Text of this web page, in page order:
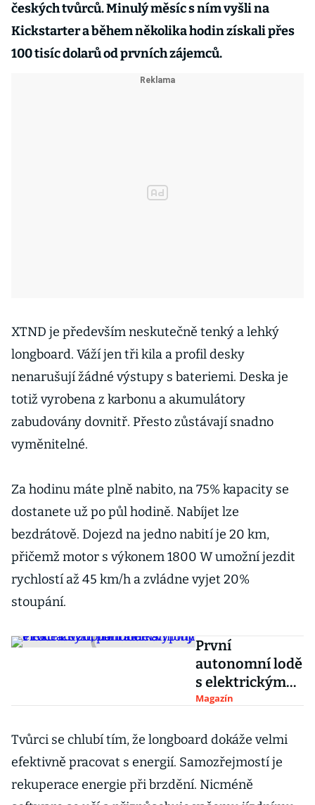
českých tvůrců. Minulý měsíc s ním vyšli na
Kickstarter a během několika hodin získali přes
100 tisíc dolarů od prvních zájemců.
XTND je především neskutečně tenký a lehký
longboard. Váží jen tři kila a profil desky
nenarušují žádné výstupy s bateriemi. Deska je
totiž vyrobena z karbonu a akumulátory
zabudovány dovnitř. Přesto zůstávají snadno
vyměnitelné.
Za hodinu máte plně nabito, na 75% kapacity se
dostanete už po půl hodině. Nabíjet lze
bezdrátově. Dojezd na jedno nabití je 20 km,
přičemž motor s výkonem 1800 W umožní jezdit
rychlostí až 45 km/h a zvládne vyjet 20%
stoupání.
První
autonomní lodě
s elektrickým
pohonem
2020, nahradí
kamiony
Magazín
Tvůrci se chlubí tím, že longboard dokáže velmi
efektivně pracovat s energií. Samozřejmostí je
rekuperace energie při brzdění. Nicméně